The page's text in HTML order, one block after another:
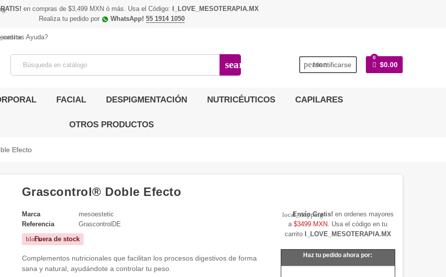
en compras de $3,499 MXN ó más. Usa el Código:
I_LOVE_MESOTERAPIA.MX
Realiza tu pedido por
WhatsApp! 55 1914 1050
Ayuda?
search person
Identificarse
0
$0.00
FACIAL DESPIGMENTACIÓN NUTRICÉUTICOS CAPILARES
OTROS PRODUCTOS
Efecto
Grascontrol® Doble Efecto
Marca
mesoestetic
Referencia
GrascontrolDE
block
Fuera de stock
Complementos nutricionales que facilitan los procesos digestivos de forma
sana y natural, ayudándote a controlar tu peso.
local_shipping
Envío Gratis! en ordenes mayores
a$3499 MXN . Usa el código en tu
carrito
I_LOVE_MESOTERAPIA.MX
Haz tu pedido ahora por: